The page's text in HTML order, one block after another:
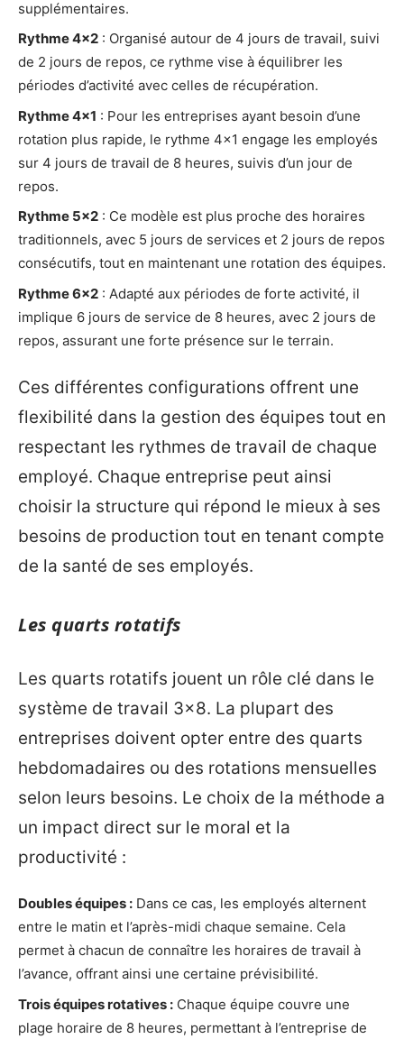
supplémentaires.
Rythme 4×2 : Organisé autour de 4 jours de travail, suivi
de 2 jours de repos, ce rythme vise à équilibrer les
périodes d’activité avec celles de récupération.
Rythme 4×1 : Pour les entreprises ayant besoin d’une
rotation plus rapide, le rythme 4×1 engage les employés
sur 4 jours de travail de 8 heures, suivis d’un jour de
repos.
Rythme 5×2 : Ce modèle est plus proche des horaires
traditionnels, avec 5 jours de services et 2 jours de repos
consécutifs, tout en maintenant une rotation des équipes.
Rythme 6×2 : Adapté aux périodes de forte activité, il
implique 6 jours de service de 8 heures, avec 2 jours de
repos, assurant une forte présence sur le terrain.
Ces différentes configurations offrent une
flexibilité dans la gestion des équipes tout en
respectant les rythmes de travail de chaque
employé. Chaque entreprise peut ainsi
choisir la structure qui répond le mieux à ses
besoins de production tout en tenant compte
de la santé de ses employés.
Les quarts rotatifs
Les quarts rotatifs jouent un rôle clé dans le
système de travail 3×8. La plupart des
entreprises doivent opter entre des quarts
hebdomadaires ou des rotations mensuelles
selon leurs besoins. Le choix de la méthode a
un impact direct sur le moral et la
productivité :
Doubles équipes : Dans ce cas, les employés alternent
entre le matin et l’après-midi chaque semaine. Cela
permet à chacun de connaître les horaires de travail à
l’avance, offrant ainsi une certaine prévisibilité.
Trois équipes rotatives : Chaque équipe couvre une
plage horaire de 8 heures, permettant à l’entreprise de